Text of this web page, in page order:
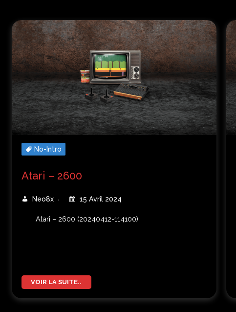
No-Intro
Atari – 2600
Neo8x 15 Avril 2024
Atari – 2600 (20240412-114100)
VOIR LA SUITE..